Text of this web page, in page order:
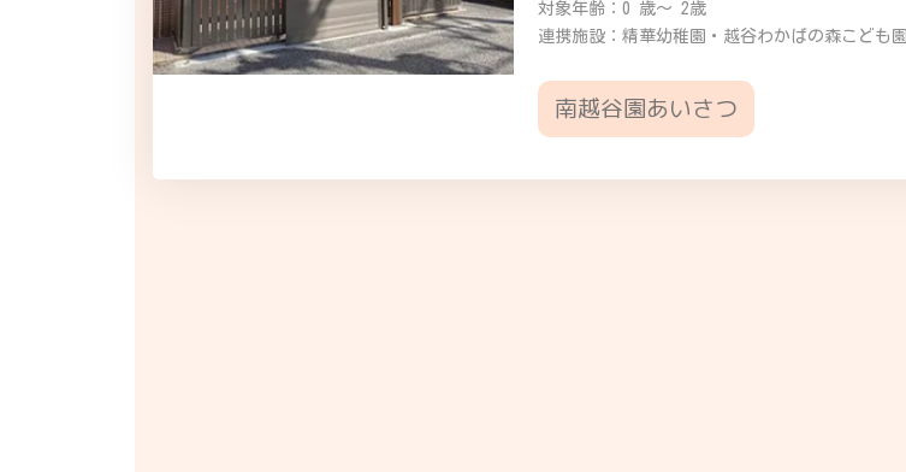
対象年齢：0 歳～ 2歳
連携施設：精華幼稚園・越谷わかばの森こども園
南越谷園あいさつ